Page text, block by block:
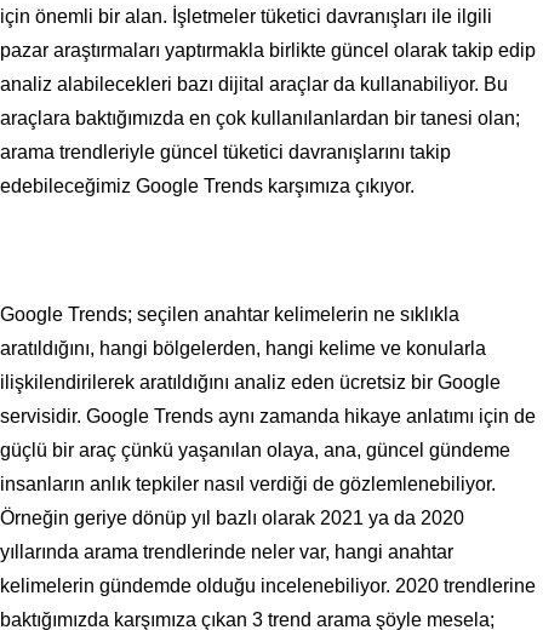
için önemli bir alan. İşletmeler tüketici davranışları ile ilgili
pazar araştırmaları yaptırmakla birlikte güncel olarak takip edip
analiz alabilecekleri bazı dijital araçlar da kullanabiliyor. Bu
araçlara baktığımızda en çok kullanılanlardan bir tanesi olan;
arama trendleriyle güncel tüketici davranışlarını takip
edebileceğimiz Google Trends karşımıza çıkıyor.
Google Trends; seçilen anahtar kelimelerin ne sıklıkla
aratıldığını, hangi bölgelerden, hangi kelime ve konularla
ilişkilendirilerek aratıldığını analiz eden ücretsiz bir Google
servisidir. Google Trends aynı zamanda hikaye anlatımı için de
güçlü bir araç çünkü yaşanılan olaya, ana, güncel gündeme
insanların anlık tepkiler nasıl verdiği de gözlemlenebiliyor.
Örneğin geriye dönüp yıl bazlı olarak 2021 ya da 2020
yıllarında arama trendlerinde neler var, hangi anahtar
kelimelerin gündemde olduğu incelenebiliyor. 2020 trendlerine
baktığımızda karşımıza çıkan 3 trend arama şöyle mesela;